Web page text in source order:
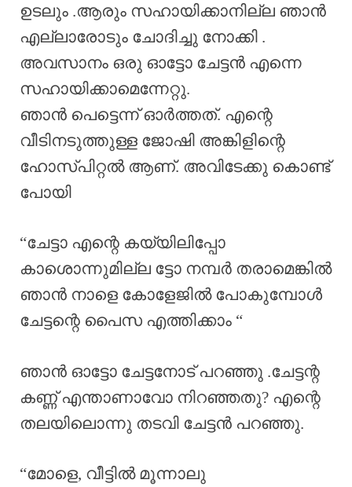
ഉടലും .ആരും സഹായിക്കാനില്ല ഞാൻ
എല്ലാരോടും ചോദിച്ചു നോക്കി .
അവസാനം ഒരു ഓട്ടോ ചേട്ടൻ എന്നെ
സഹായിക്കാമെന്നേറ്റു.
ഞാൻ പെട്ടെന്ന് ഓർത്തത്. എന്റെ
വീടിനടുത്തുള്ള ജോഷി അങ്കിളിന്റെ
ഹോസ്പിറ്റൽ ആണ്. അവിടേക്കു കൊണ്ട്
പോയി
“ചേട്ടാ എന്റെ കയ്യിലിപ്പോ
കാശൊന്നുമില്ല ട്ടോ നമ്പർ തരാമെങ്കിൽ
ഞാൻ നാളെ കോളേജിൽ പോകുമ്പോൾ
ചേട്ടന്റെ പൈസ എത്തിക്കാം “
ഞാൻ ഓട്ടോ ചേട്ടനോട് പറഞ്ഞു .ചേട്ടന്റ
കണ്ണ് എന്താണാവോ നിറഞ്ഞതു? എന്റെ
തലയിലൊന്നു തടവി ചേട്ടൻ പറഞ്ഞു.
“മോളെ, വീട്ടിൽ മൂന്നാലു